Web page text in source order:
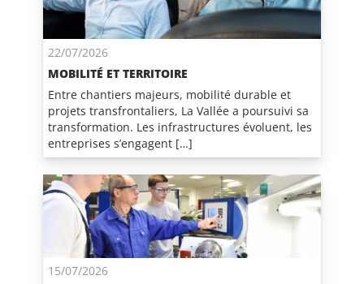
22/07/2026
MOBILITÉ ET TERRITOIRE
Entre chantiers majeurs, mobilité durable et
projets transfrontaliers, La Vallée a poursuivi sa
transformation. Les infrastructures évoluent, les
entreprises s’engagent […]
15/07/2026